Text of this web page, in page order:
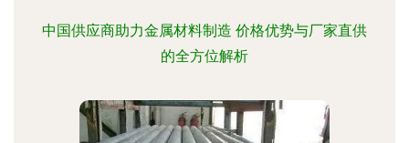
中国供应商助力金属材料制造 价格优势与厂家直供
的全方位解析